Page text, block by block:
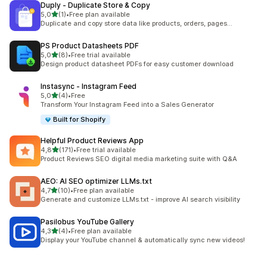
Duply ‑ Duplicate Store & Copy
5,05 yıldız üzerinden
(1)
toplam 1 değerlendirme
•Free plan available
Duplicate and copy store data like products, orders, pages...
PS Product Datasheets PDF
5,05 yıldız üzerinden
(8)
toplam 8 değerlendirme
•Free trial available
Design product datasheet PDFs for easy customer download
Instasync ‑ Instagram Feed
5,05 yıldız üzerinden
(4)
toplam 4 değerlendirme
•Free
Transform Your Instagram Feed into a Sales Generator
Built for Shopify
Helpful Product Reviews App
4,85 yıldız üzerinden
(171)
toplam 171 değerlendirme
•Free trial available
Product Reviews SEO digital media marketing suite with Q&A
AEO: AI SEO optimizer LLMs.txt
4,75 yıldız üzerinden
(10)
toplam 10 değerlendirme
•Free plan available
Generate and customize LLMs.txt - improve AI search visibility
Pasilobus YouTube Gallery
4,35 yıldız üzerinden
(4)
toplam 4 değerlendirme
•Free plan available
Display your YouTube channel & automatically sync new videos!